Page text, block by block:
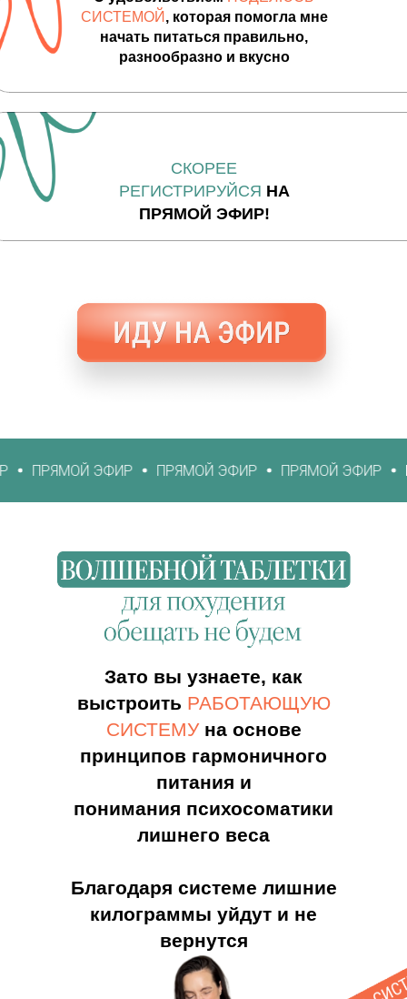
СИСТЕМОЙ , которая помогла мне
начать питаться правильно,
разнообразно и вкусно
СКОРЕЕ
РЕГИСТРИРУЙСЯ НА
ПРЯМОЙ ЭФИР!
ЭФИР ПРЯМОЙ ЭФИР ПРЯМОЙ ЭФИР ПРЯМОЙ
Зато вы узнаете, как
выстроить РАБОТАЮЩУЮ
СИСТЕМУна основе
принципов гармоничного
питания и
понимания психосоматики
лишнего веса
Благодаря системе лишние
килограммы уйдут и не
вернутся